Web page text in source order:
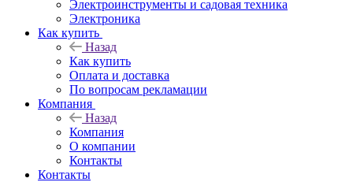
Электроинструменты и садовая техника
Электроника
Как купить
Назад
Как купить
Оплата и доставка
По вопросам рекламации
Компания
Назад
Компания
О компании
Контакты
Контакты